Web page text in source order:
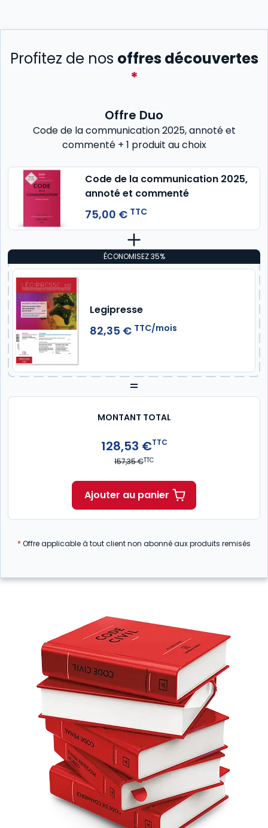
Profitez de nos offres découvertes
*
Offre Duo
Code de la communication 2025, annoté et
commenté + 1 produit au choix
Code de la communication 2025,
annoté et commenté
75,00 € TTC
ÉCONOMISEZ 35%
Legipresse
82,35 € TTC/mois
=
MONTANT TOTAL
128,53 €TTC
157,35 €TTC
Ajouter au panier
* Offre applicable à tout client non abonné aux produits remisés